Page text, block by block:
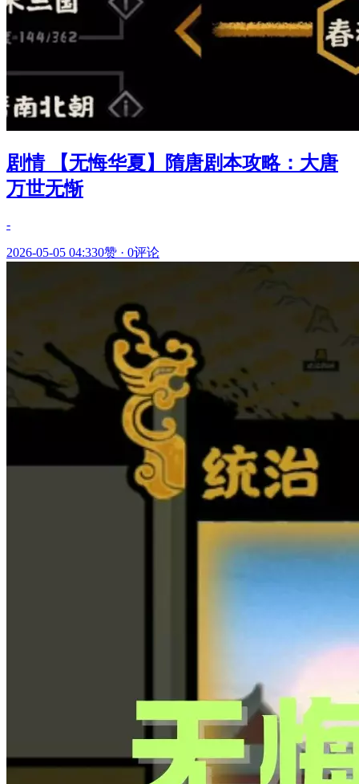
剧情 【无悔华夏】隋唐剧本攻略：大唐
万世无惭
-
2026-05-05 04:330赞 · 0评论